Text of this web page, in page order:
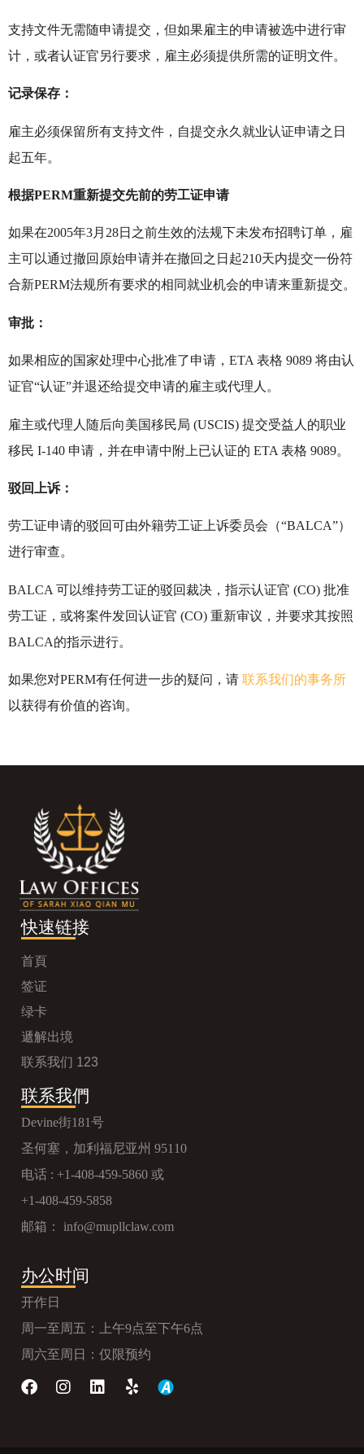
支持文件无需随申请提交，但如果雇主的申请被选中进行审
计，或者认证官另行要求，雇主必须提供所需的证明文件。
记录保存：
雇主必须保留所有支持文件，自提交永久就业认证申请之日
起五年。
根据PERM重新提交先前的劳工证申请
如果在2005年3月28日之前生效的法规下未发布招聘订单，雇
主可以通过撤回原始申请并在撤回之日起210天内提交一份符
合新PERM法规所有要求的相同就业机会的申请来重新提交。
审批：
如果相应的国家处理中心批准了申请，ETA 表格 9089 将由认
证官“认证”并退还给提交申请的雇主或代理人。
雇主或代理人随后向美国移民局 (USCIS) 提交受益人的职业
移民 I-140 申请，并在申请中附上已认证的 ETA 表格 9089。
驳回上诉：
劳工证申请的驳回可由外籍劳工证上诉委员会（“BALCA”）
进行审查。
BALCA 可以维持劳工证的驳回裁决，指示认证官 (CO) 批准
劳工证，或将案件发回认证官 (CO) 重新审议，并要求其按照
BALCA的指示进行。
如果您对PERM有任何进一步的疑问，请 联系我们的事务所
以获得有价值的咨询。
快速链接
首頁
签证
绿卡
遞解出境
联系我们 123
联系我們
Devine街181号
圣何塞，加利福尼亚州 95110
电话 : +1-408-459-5860 或
+1-408-459-5858
邮箱： info@mupllclaw.com
办公时间
开作日
周一至周五：上午9点至下午6点
周六至周日：仅限预约